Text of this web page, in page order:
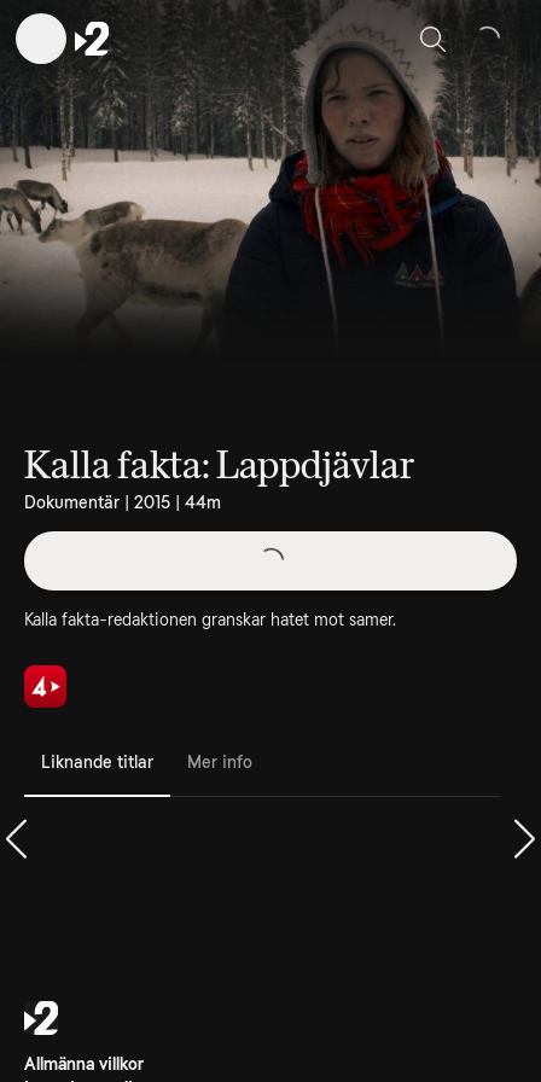
Sök
Kalla fakta: Lappdjävlar
Dokumentär | 2015 | 44m
Kalla fakta-redaktionen granskar hatet mot samer.
Liknande titlar Mer info
Allmänna villkor